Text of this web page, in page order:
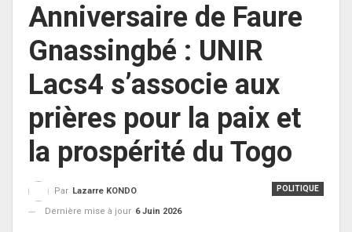
Anniversaire de Faure
Gnassingbé : UNIR
Lacs4 s’associe aux
prières pour la paix et
la prospérité du Togo
POLITIQUE
Par Lazarre KONDO
Dernière mise à jour 6 Juin 2026